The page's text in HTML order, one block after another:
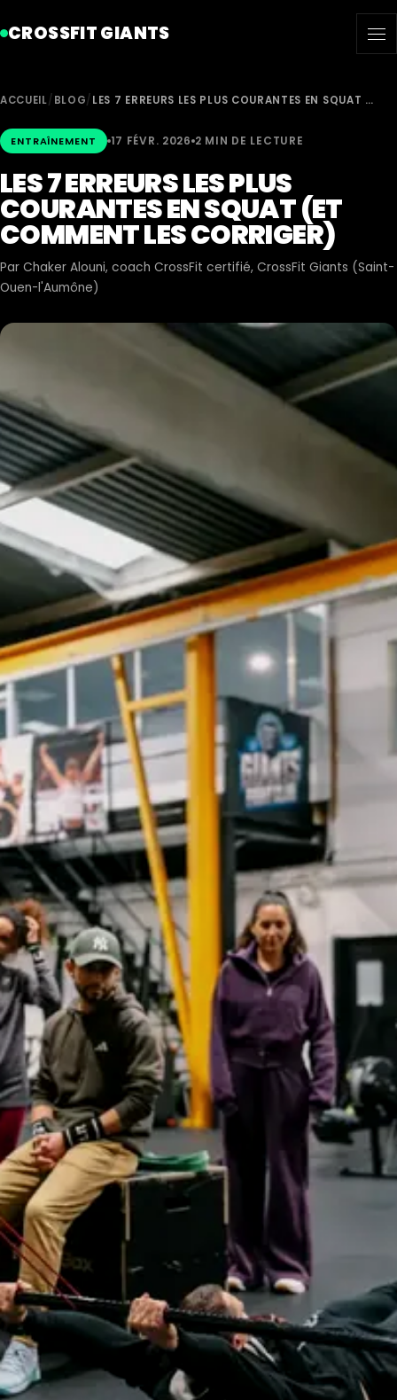
CROSSFIT GIANTS
ACCUEIL/ BLOG/ LES 7 ERREURS LES PLUS COURANTES EN SQUAT …
ENTRAÎNEMENT 17 FÉVR. 2026 2 MIN DE LECTURE
LES 7 ERREURS LES PLUS
COURANTES EN SQUAT (ET
COMMENT LES CORRIGER)
Par Chaker Alouni, coach CrossFit certifié, CrossFit Giants (Saint-
Ouen-l'Aumône)